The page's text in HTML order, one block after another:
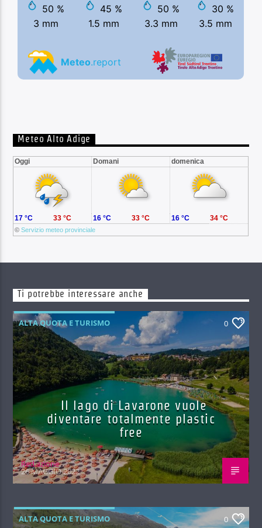
Meteo Alto Adige
Oggi Domani domenica
©Servizio meteo provinciale
17 °C 33 °C 16 °C 33 °C 16 °C 34 °C
Ti potrebbe interessare anche
ALTA QUOTA E TURISMO 0
Il lago di Lavarone vuole
diventare totalmente plastic
free
Red.azione
26 MAGGIO 2022
ALTA QUOTA E TURISMO 0